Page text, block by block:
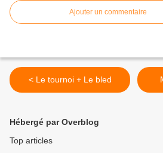
Ajouter un commentaire
< Le tournoi + Le bled
Hébergé par Overblog
Top articles